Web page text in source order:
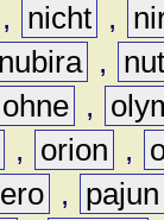
, nicht ,
nubira ,
ohne ,
, orion ,
,
pajun